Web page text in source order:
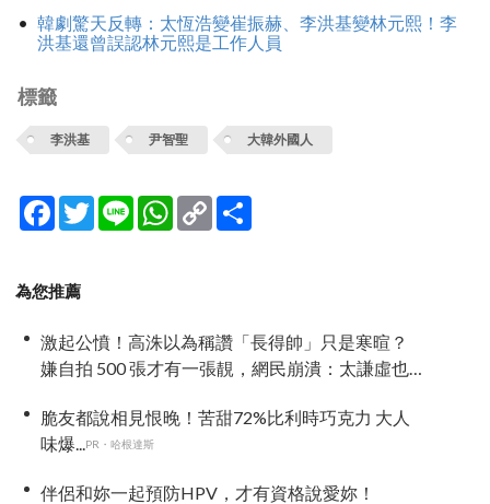
韓劇驚天反轉：太恆浩變崔振赫、李洪基變林元熙！李
洪基還曾誤認林元熙是工作人員
標籤
李洪基 尹智聖 大韓外國人
Facebook
TwitterLine WhatsApp
Copy
Link
為您推薦
激起公憤！高洙以為稱讚「長得帥」只是寒暄？
嫌自拍 500 張才有一張靚，網民崩潰：太謙虛也
脆友都說相見恨晚！苦甜72%比利時巧克力 大人
味爆...
PR・哈根達斯
伴侶和妳一起預防HPV，才有資格說愛妳！